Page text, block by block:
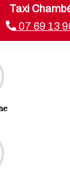
Taxi
07 69 13